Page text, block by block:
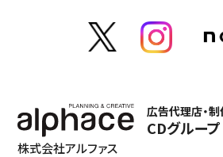
広告代理店・
CDグループ
株式会社アルファス